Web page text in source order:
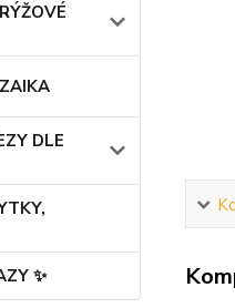
DLE
✨